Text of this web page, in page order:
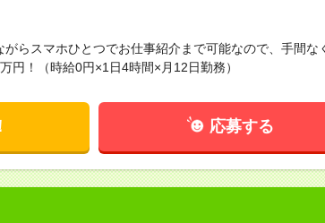
らスマホひとつでお仕事紹介まで可能なので、手間な
円！（時給0円×1日4時間×月12日勤務）
応募する